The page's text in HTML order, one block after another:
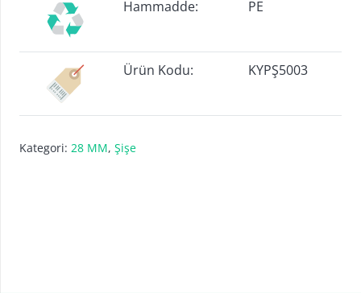
Hammadde: PE
Ürün Kodu: KYPŞ5003
Kategori: 28 MM, Şişe